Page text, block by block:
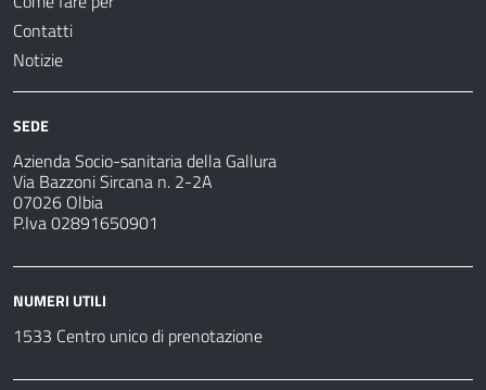
Contatti
Notizie
SEDE
Azienda Socio-sanitaria della Gallura
Via Bazzoni Sircana n. 2-2A
07026 Olbia
P.Iva 02891650901
NUMERI UTILI
1533 Centro unico di prenotazione